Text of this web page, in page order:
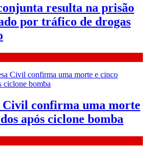
resulta na prisão
por tráfico de drogas
Civil confirma uma morte
após ciclone bomba